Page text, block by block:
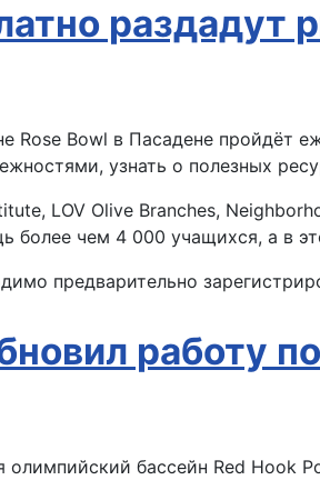
раздадут
Rose Bowl в Пасадене пройдёт
узнать о полезных
LOV Olive Branches,
более чем 4 000 учащихся, а в
предварительно
работу
бассейн Red Hook